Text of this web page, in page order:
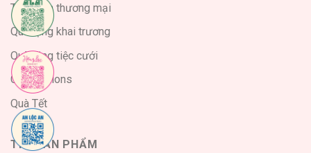
Triển lãm thương mại
Quà tặng khai trương
Quà tặng tiệc cưới
Celebrations
Quà Tết
TÌM SẢN PHẨM